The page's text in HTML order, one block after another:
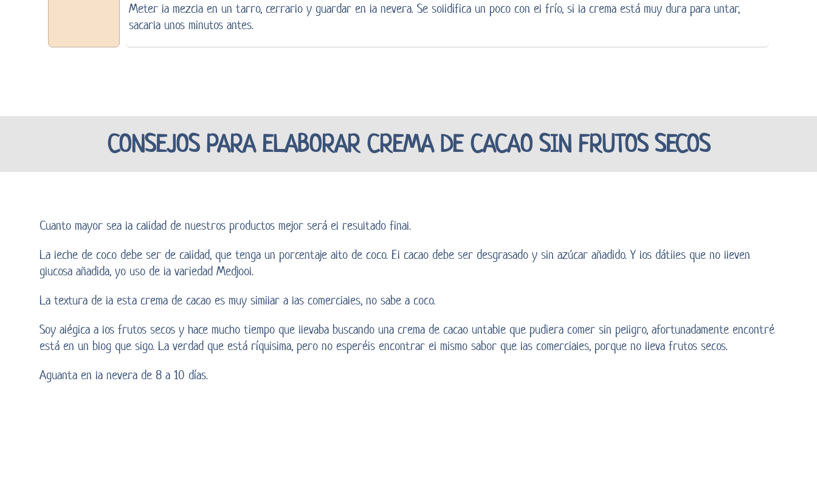
Meter la mezcla en un tarro, cerrarlo y guardar en la nevera. Se solidifica un poco con el frío, si la crema está muy dura para untar,
sacarla unos minutos antes.
CONSEJOS PARA ELABORAR CREMA DE CACAO SIN FRUTOS SECOS
Cuanto mayor sea la calidad de nuestros productos mejor será el resultado final.
La leche de coco debe ser de calidad, que tenga un porcentaje alto de coco. El cacao debe ser desgrasado y sin azúcar añadido. Y los dátiles que no lleven
glucosa añadida, yo uso de la variedad Medjool.
La textura de la esta crema de cacao es muy similar a las comerciales, no sabe a coco.
Soy alégica a los frutos secos y hace mucho tiempo que llevaba buscando una crema de cacao untable que pudiera comer sin peligro, afortunadamente encontré
está en un blog que sigo. La verdad que está ríquisima, pero no esperéis encontrar el mismo sabor que las comerciales, porque no lleva frutos secos.
Aguanta en la nevera de 8 a 10 días.